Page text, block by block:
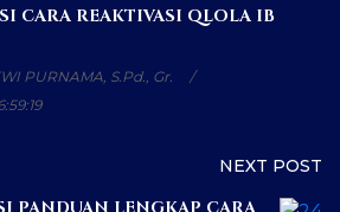
CARA REAKTIVASI QLOLA IB
PURNAMA, S.Pd., Gr.
NEXT POST